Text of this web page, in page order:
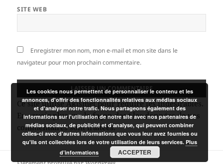
SITE WEB
Enregistrer mon nom, mon e-mail et mon site dans le
navigateur pour mon prochain commentaire.
Ce site utilise Akismet pour réduire les indésirables.
En savoir plus sur la façon dont les données de vos
commentaires sont traitées.
Les cookies nous permettent de personnaliser le contenu et les
annonces, d'offrir des fonctionnalités relatives aux médias sociaux
et d'analyser notre trafic. Nous partageons également des
informations sur l'utilisation de notre site avec nos partenaires de
médias sociaux, de publicité et d'analyse, qui peuvent combiner
celles-ci avec d'autres informations que vous leur avez fournies ou
qu'ils ont collectées lors de votre utilisation de leurs services. Plus
d’informations
ACCEPTER